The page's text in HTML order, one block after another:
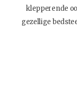
klepperende
gezellige